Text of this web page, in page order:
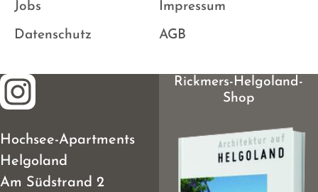
Jobs Impressum
Datenschutz AGB
Hochsee-Apartments
Helgoland
Am Südstrand 2
Rickmers-Helgoland-
Shop